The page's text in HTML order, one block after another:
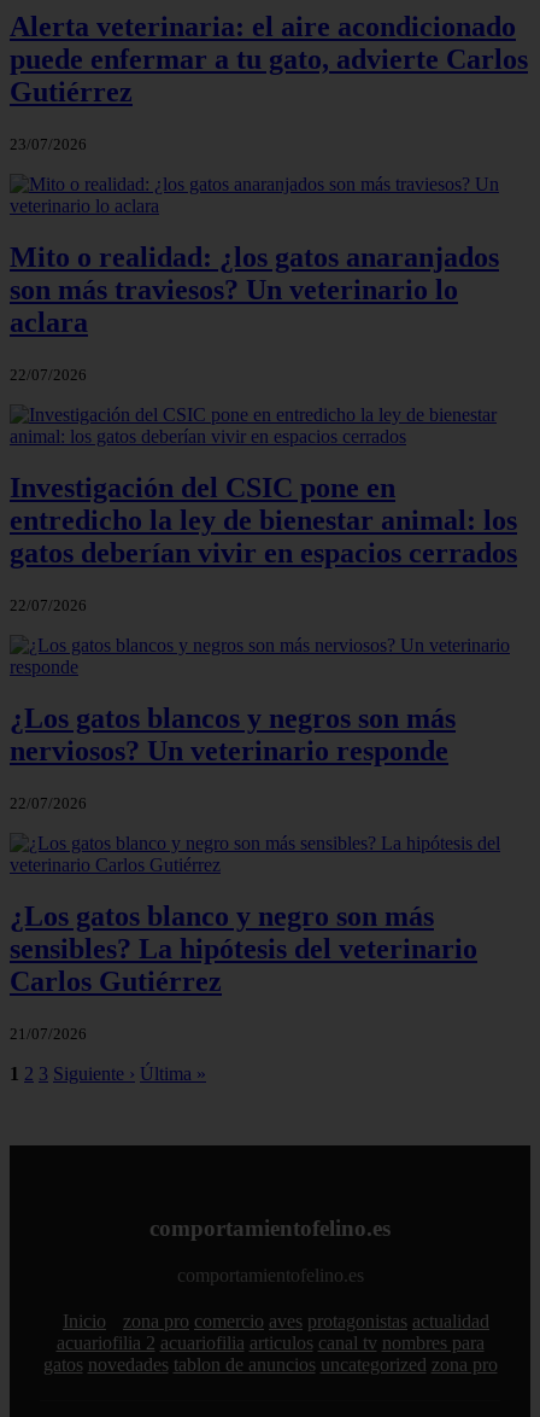
Alerta veterinaria: el aire acondicionado
puede enfermar a tu gato, advierte Carlos
Gutiérrez
23/07/2026
Mito o realidad: ¿los gatos anaranjados
son más traviesos? Un veterinario lo
aclara
22/07/2026
Investigación del CSIC pone en
entredicho la ley de bienestar animal: los
gatos deberían vivir en espacios cerrados
22/07/2026
¿Los gatos blancos y negros son más
nerviosos? Un veterinario responde
22/07/2026
¿Los gatos blanco y negro son más
sensibles? La hipótesis del veterinario
Carlos Gutiérrez
21/07/2026
1 2 3 Siguiente › Última »
comportamientofelino.es
comportamientofelino.es
Inicio zona pro comercio aves protagonistas actualidad
acuariofilia 2 acuariofilia articulos canal tv nombres para
gatos novedades tablon de anuncios uncategorized zona pro